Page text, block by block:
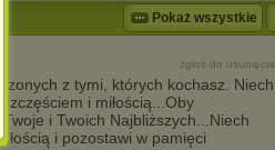
Pokaż wszystkie
zgłoś do usunięcia
z tymi, których kochasz. Niech
i miłością...Oby
i Twoich Najbliższych...Niech
i pozostawi w pamięci